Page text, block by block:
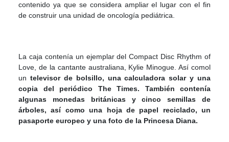
contenido ya que se considera ampliar el lugar con el fin
de construir una unidad de oncología pediátrica.
La caja contenía un ejemplar del Compact Disc Rhythm of
Love, de la cantante australiana, Kylie Minogue. Así comol
un televisor de bolsillo, una calculadora solar y una
copia del periódico The Times. También contenía
algunas monedas británicas y cinco semillas de
árboles, así como una hoja de papel reciclado, un
pasaporte europeo y una foto de la Princesa Diana.